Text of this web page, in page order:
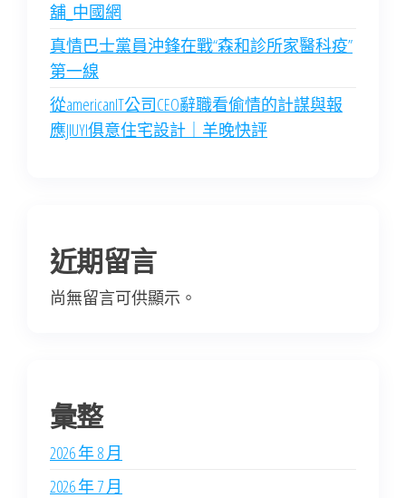
舖_中國網
真情巴士黨員沖鋒在戰“森和診所家醫科疫”
第一線
從americanIT公司CEO辭職看偷情的計謀與報
應JIUYI俱意住宅設計｜羊晚快評
近期留言
尚無留言可供顯示。
彙整
2026 年 8 月
2026 年 7 月